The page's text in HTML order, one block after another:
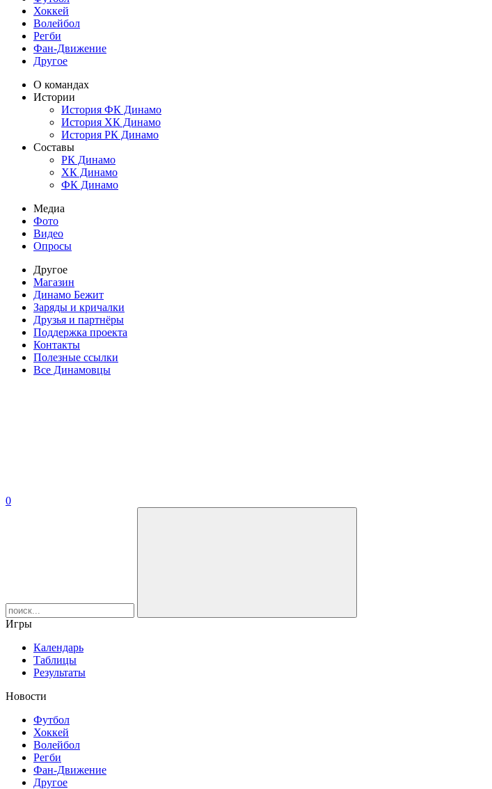
Хоккей
Волейбол
Регби
Фан-Движение
Другое
О командах
Истории
История ФК Динамо
История ХК Динамо
История РК Динамо
Составы
РК Динамо
ХК Динамо
ФК Динамо
Медиа
Фото
Видео
Опросы
Другое
Магазин
Динамо Бежит
Заряды и кричалки
Друзья и партнёры
Поддержка проекта
Контакты
Полезные ссылки
Все Динамовцы
0
Игры
Календарь
Таблицы
Результаты
Новости
Футбол
Хоккей
Волейбол
Регби
Фан-Движение
Другое